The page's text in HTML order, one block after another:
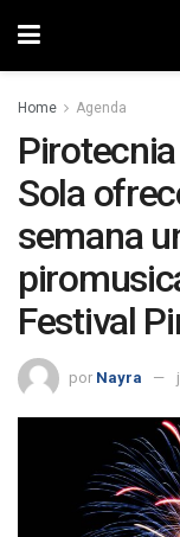
Home Agenda
Sola
semana
Festival
por Nayra